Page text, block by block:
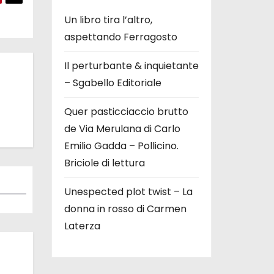
Un libro tira l’altro,
aspettando Ferragosto
Il perturbante & inquietante
– Sgabello Editoriale
Quer pasticciaccio brutto
de Via Merulana di Carlo
Emilio Gadda – Pollicino.
Briciole di lettura
Unespected plot twist – La
donna in rosso di Carmen
Laterza